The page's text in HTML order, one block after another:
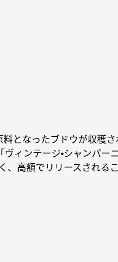
となったブドウが収穫
ンテージ・シャンパー
高額でリリースされるこ